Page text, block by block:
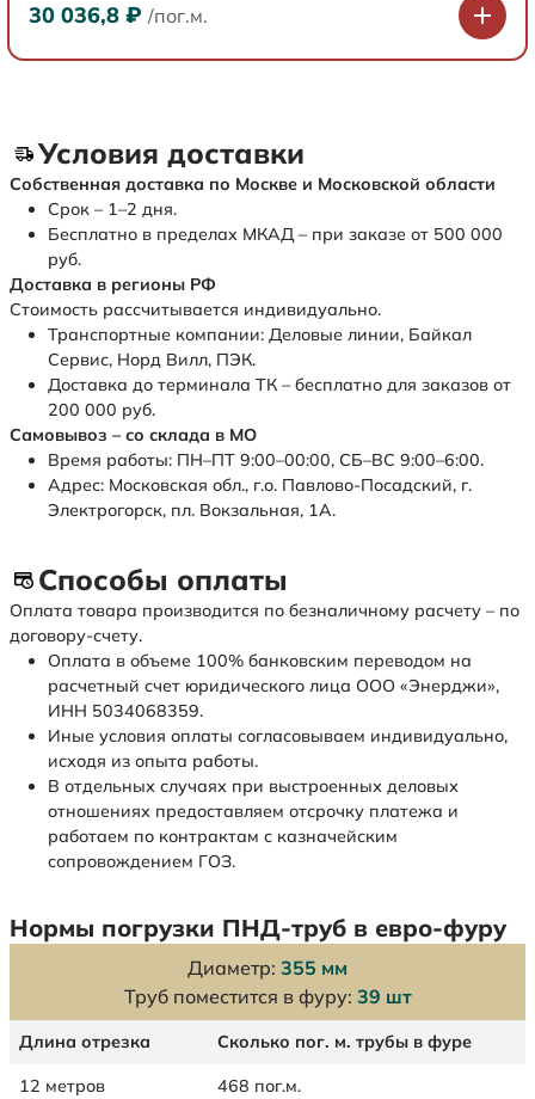
30 036,8 ₽ /пог.м.
Условия доставки
Собственная доставка по Москве и Московской области
Срок – 1–2 дня.
Бесплатно в пределах МКАД – при заказе от 500 000
руб.
Доставка в регионы РФ
Стоимость рассчитывается индивидуально.
Транспортные компании: Деловые линии, Байкал
Сервис, Норд Вилл, ПЭК.
Доставка до терминала ТК – бесплатно для заказов от
200 000 руб.
Самовывоз – со склада в МО
Время работы: ПН–ПТ 9:00–00:00, СБ–ВС 9:00–6:00.
Адрес: Московская обл., г.о. Павлово-Посадский, г.
Электрогорск, пл. Вокзальная, 1А.
Способы оплаты
Оплата товара производится по безналичному расчету – по
договору-счету.
Оплата в объеме 100% банковским переводом на
расчетный счет юридического лица ООО «Энерджи»,
ИНН 5034068359.
Иные условия оплаты согласовываем индивидуально,
исходя из опыта работы.
В отдельных случаях при выстроенных деловых
отношениях предоставляем отсрочку платежа и
работаем по контрактам с казначейским
сопровождением ГОЗ.
Нормы погрузки ПНД-труб в евро-фуру
Диаметр: 355 мм
Труб поместится в фуру: 39 шт
Длина отрезка Сколько пог. м. трубы в фуре
12 метров 468 пог.м.